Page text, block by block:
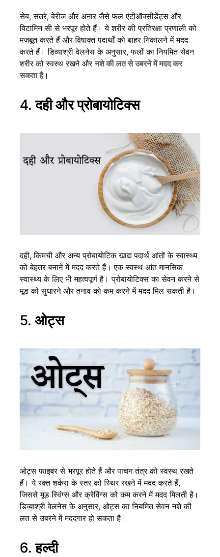
सेब, संतरे, बेरीज और अनार जैसे फल एंटीऑक्सीडेंट्स और
विटामिन सी से भरपूर होते हैं। ये शरीर की प्रतिरक्षा प्रणाली को
मजबूत करते हैं और विषाक्त पदार्थों को बाहर निकालने में मदद
करते हैं। डिव्याश्री वेलनेस के अनुसार, फलों का नियमित सेवन
शरीर को स्वस्थ रखने औरनशे की लत से उबरने में मदद कर
सकता है।
4.दही और प्रोबायोटिक्स
दही, किमची और अन्य प्रोबायोटिक खाद्य पदार्थ आंतों के स्वास्थ्य
को बेहतर बनाने में मदद करते हैं। एक स्वस्थ आंत मानसिक
स्वास्थ्य के लिए भी महत्वपूर्ण है। प्रोबायोटिक्स का सेवन करने से
मूड को सुधारने और तनाव को कम करने में मदद मिल सकती है।
5. ओट्स
ओट्स फाइबर से भरपूर होते हैं और पाचन तंत्र को स्वस्थ रखते
हैं। ये रक्त शर्करा के स्तर को स्थिर रखने में मदद करते हैं,
जिससे मूड स्विंग्स और क्रेविंग्स को कम करने में मदद मिलती है।
डिव्याश्री वेलनेस के अनुसार, ओट्स का नियमित सेवन नशे की
लत से उबरने में मददगार हो सकता है।
6.हल्दी